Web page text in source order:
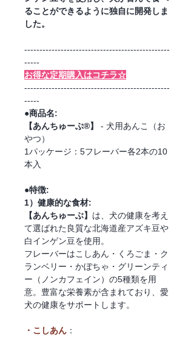
ることができるように独自に開発しま
した。
------------------------------------------------
-----
お得な定期購入はコチラ☆
------------------------------------------------
-----
●商品名:
【あんちゅーぶ®】
- 犬用あんこ（お
やつ）
1パッケージ：5フレーバー各2本の10
本入
●特徴:
1）健康的な食材:
【あんちゅーぶ】 は、犬の健康を考え
て選ばれた良質な北海道産アズキ豆や
白インゲン豆を使用。
フレーバーはこしあん・くろごま・ク
ランベリー・かぼちゃ・グリーンティ
ー（ノンカフェイン）の5種類を用
意。豊富な栄養素が含まれており、愛
犬の健康をサポートします。
・こしあん ：